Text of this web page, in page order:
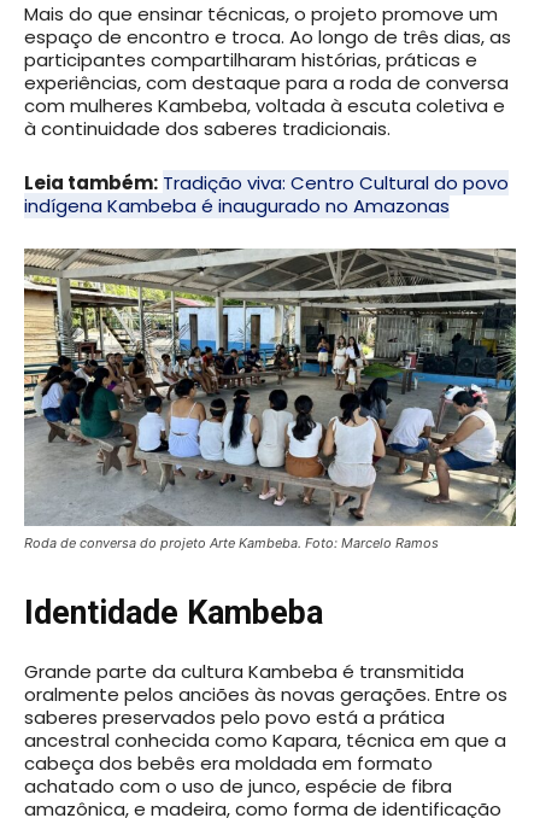
Mais do que ensinar técnicas, o projeto promove um
espaço de encontro e troca. Ao longo de três dias, as
participantes compartilharam histórias, práticas e
experiências, com destaque para a roda de conversa
com mulheres Kambeba, voltada à escuta coletiva e
à continuidade dos saberes tradicionais.
Leia também: Tradição viva: Centro Cultural do povo
indígena Kambeba é inaugurado no Amazonas
Roda de conversa do projeto Arte Kambeba. Foto: Marcelo Ramos
Identidade Kambeba
Grande parte da cultura Kambeba é transmitida
oralmente pelos anciões às novas gerações. Entre os
saberes preservados pelo povo está a prática
ancestral conhecida como Kapara, técnica em que a
cabeça dos bebês era moldada em formato
achatado com o uso de junco, espécie de fibra
amazônica, e madeira, como forma de identificação